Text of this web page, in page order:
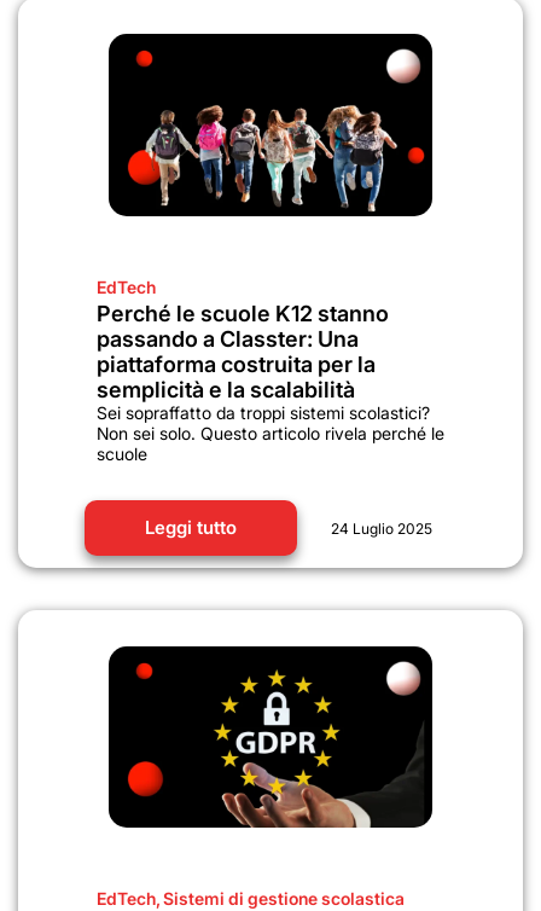
EdTech
Perché le scuole K12 stanno
passando a Classter: Una
piattaforma costruita per la
semplicità e la scalabilità
Sei sopraffatto da troppi sistemi scolastici?
Non sei solo. Questo articolo rivela perché le
scuole
Leggi tutto 24 Luglio 2025
EdTech,Sistemi di gestione scolastica